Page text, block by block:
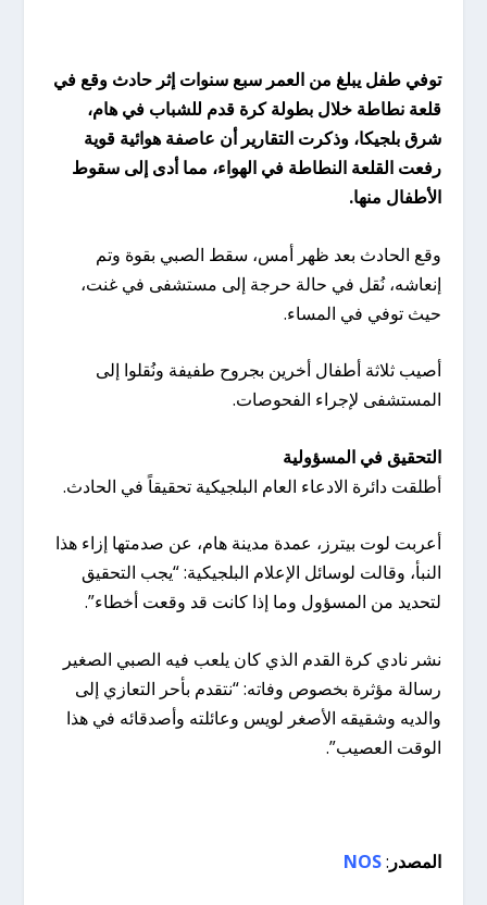
توفي طفل يبلغ من العمر سبع سنوات إثر حادث وقع في
قلعة نطاطة خلال بطولة كرة قدم للشباب في هام،
شرق بلجيكا، وذكرت التقارير أن عاصفة هوائية قوية
رفعت القلعة النطاطة في الهواء، مما أدى إلى سقوط
الأطفال منها.
وقع الحادث بعد ظهر أمس، سقط الصبي بقوة وتم
إنعاشه، نُقل في حالة حرجة إلى مستشفى في غنت،
حيث توفي في المساء.
أصيب ثلاثة أطفال أخرين بجروح طفيفة ونُقلوا إلى
المستشفى لإجراء الفحوصات.
التحقيق في المسؤولية
أطلقت دائرة الادعاء العام البلجيكية تحقيقاً في الحادث.
أعربت لوت بيترز، عمدة مدينة هام، عن صدمتها إزاء هذا
النبأ، وقالت لوسائل الإعلام البلجيكية: “يجب التحقيق
لتحديد من المسؤول وما إذا كانت قد وقعت أخطاء”.
نشر نادي كرة القدم الذي كان يلعب فيه الصبي الصغير
رسالة مؤثرة بخصوص وفاته: “نتقدم بأحر التعازي إلى
والديه وشقيقه الأصغر لويس وعائلته وأصدقائه في هذا
الوقت العصيب”.
المصدر :
NOS